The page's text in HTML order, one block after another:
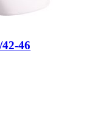
46